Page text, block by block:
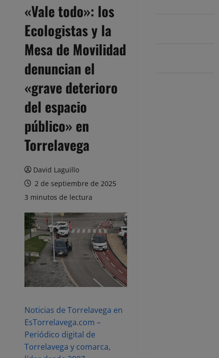
«Vale todo»: los
Ecologistas y la
Mesa de Movilidad
denuncian el
«grave deterioro
del espacio
público» en
Torrelavega
David Laguillo
2 de septiembre de 2025
3 minutos de lectura
Noticias de Torrelavega en
EsTorrelavega.com –
Periódico digital de
Torrelavega y comarca,